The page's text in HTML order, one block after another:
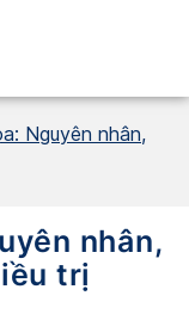
Nguyên nhân,
nhân,
trị